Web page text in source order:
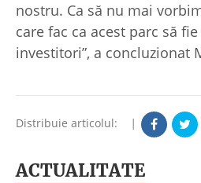
nostru. Ca să nu mai
care fac ca acest parc să
investitori”, a concluzionat
Distribuie articolul: |
ACTUALITATE